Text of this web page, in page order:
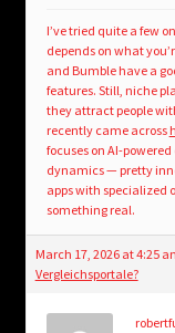
I’ve tried quite a few
depends on what
and Bumble have a
features. Still, niche
they attract people
recently came across
focuses on AI-
dynamics — pretty
apps with specialized
something real.
March 17, 2026 at 4:25
Vergleichsportale?